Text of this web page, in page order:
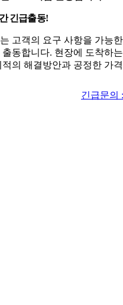
긴급출동!
고객의 요구 사항을 가능
출동합니다. 현장에 도착하
적의 해결방안과 공정한 가
긴급문의